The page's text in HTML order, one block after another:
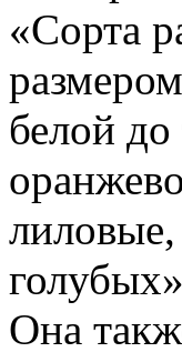
«Сорта
белой
Она